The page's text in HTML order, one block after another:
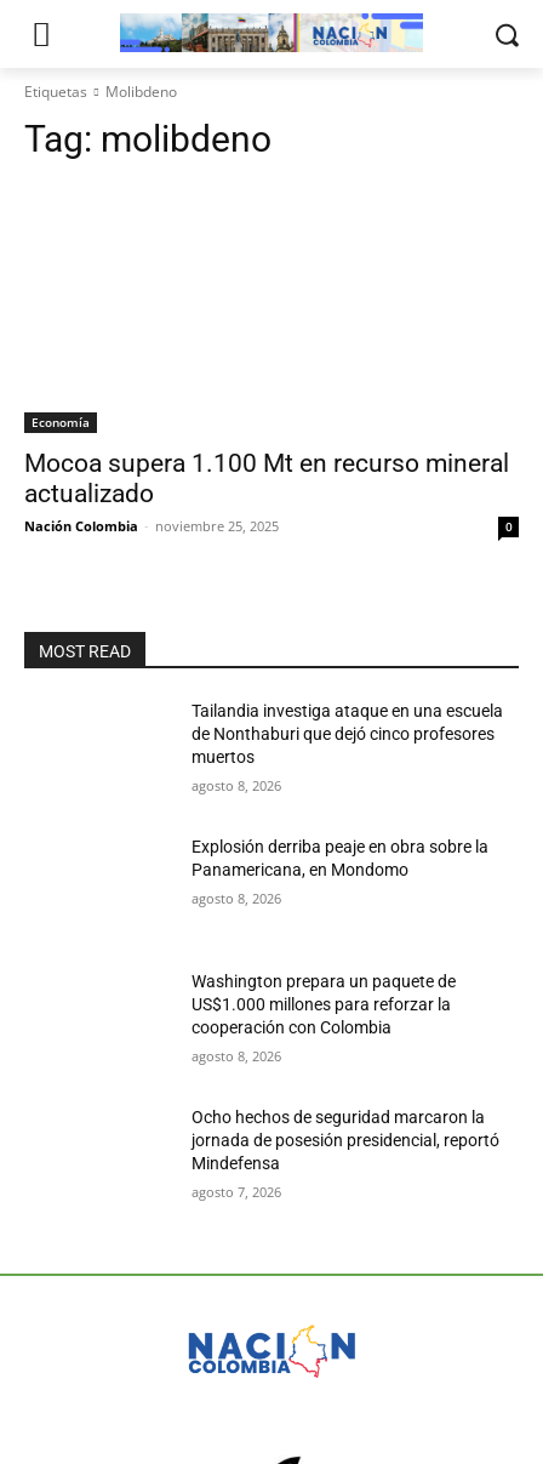
Etiquetas Molibdeno
Tag: molibdeno
Economía
Mocoa supera 1.100 Mt en recurso mineral
actualizado
Nación Colombia - noviembre 25, 2025 0
MOST READ
Tailandia investiga ataque en una escuela
de Nonthaburi que dejó cinco profesores
muertos
agosto 8, 2026
Explosión derriba peaje en obra sobre la
Panamericana, en Mondomo
agosto 8, 2026
Washington prepara un paquete de
US$1.000 millones para reforzar la
cooperación con Colombia
agosto 8, 2026
Ocho hechos de seguridad marcaron la
jornada de posesión presidencial, reportó
Mindefensa
agosto 7, 2026